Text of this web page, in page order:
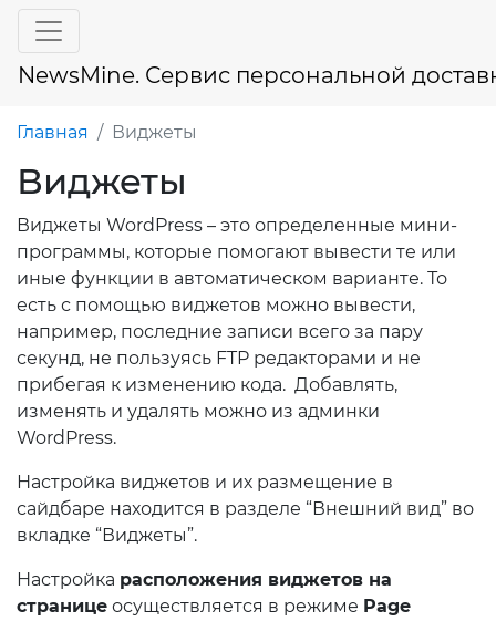
NewsMine. Сервис персональной
Главная Виджеты
Виджеты
Виджеты WordPress – это определенные мини-
программы, которые помогают вывести те или
иные функции в автоматическом варианте. То
есть с помощью виджетов можно вывести,
например, последние записи всего за пару
секунд, не пользуясь FTP редакторами и не
прибегая к изменению кода. Добавлять,
изменять и удалять можно из админки
WordPress.
Настройка виджетов и их размещение в
сайдбаре находится в разделе “Внешний вид” во
вкладке “Виджеты”.
Настройка расположения виджетов на
странице осуществляется в режиме Page